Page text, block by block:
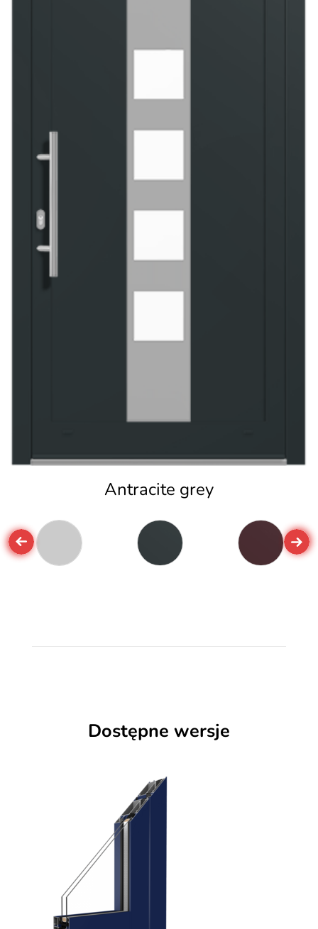
Antracite grey
Dostępne wersje